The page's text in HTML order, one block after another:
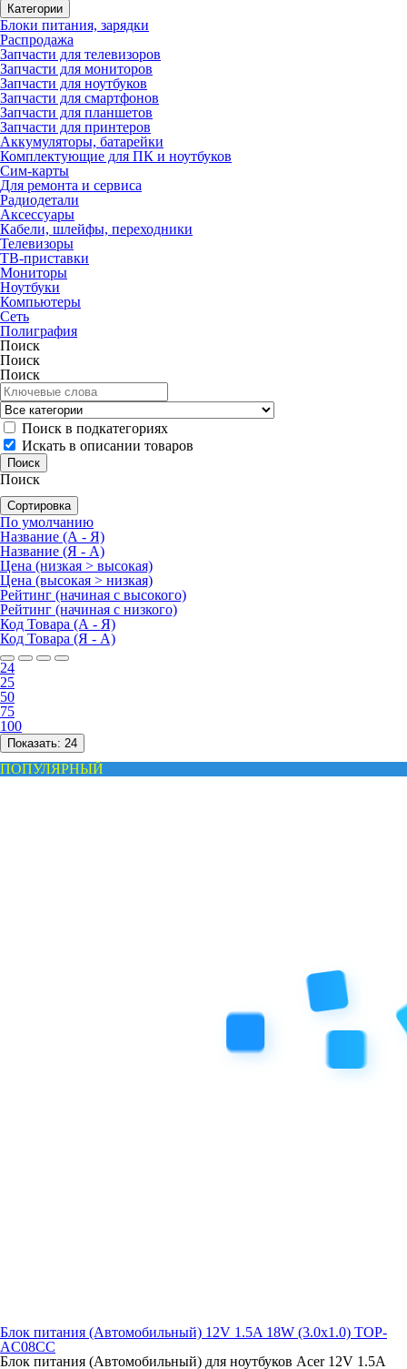
Категории
Блоки питания, зарядки
Распродажа
Запчасти для телевизоров
Запчасти для мониторов
Запчасти для ноутбуков
Запчасти для смартфонов
Запчасти для планшетов
Запчасти для принтеров
Аккумуляторы, батарейки
Комплектующие для ПК и ноутбуков
Сим-карты
Для ремонта и сервиса
Радиодетали
Аксессуары
Кабели, шлейфы, переходники
Телевизоры
ТВ-приставки
Мониторы
Ноутбуки
Компьютеры
Сеть
Полиграфия
Поиск
Поиск
Поиск
Поиск в подкатегориях
Искать в описании товаров
Поиск
Сортировка
По умолчанию
Название (А - Я)
Название (Я - А)
Цена (низкая > высокая)
Цена (высокая > низкая)
Рейтинг (начиная с высокого)
Рейтинг (начиная с низкого)
Код Товара (А - Я)
Код Товара (Я - А)
24
25
50
75
100
Показать: 24
ПОПУЛЯРНЫЙ
Блок питания (Автомобильный) 12V 1.5A 18W (3.0x1.0) TOP-
AC08CC
Блок питания (Автомобильный) для ноутбуков Acer 12V 1.5A